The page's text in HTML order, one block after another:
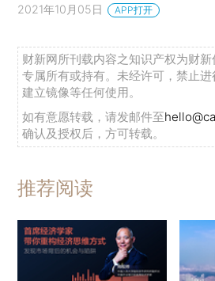
2021年10月05日 APP打开
财新网所刊载内容之知识产权为财
专属所有或持有。未经许可，禁止
建立镜像等任何使用。
如有意愿转载，请发邮件至
确认及授权后，方可转载。
推荐阅读